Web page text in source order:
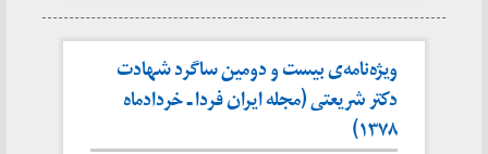
ویژه‌نامه‌ی بیست و دومین ساگرد شهادت
دکتر شریعتی (مجله ایران فردا ـ خردادماه
۱۳۷۸)